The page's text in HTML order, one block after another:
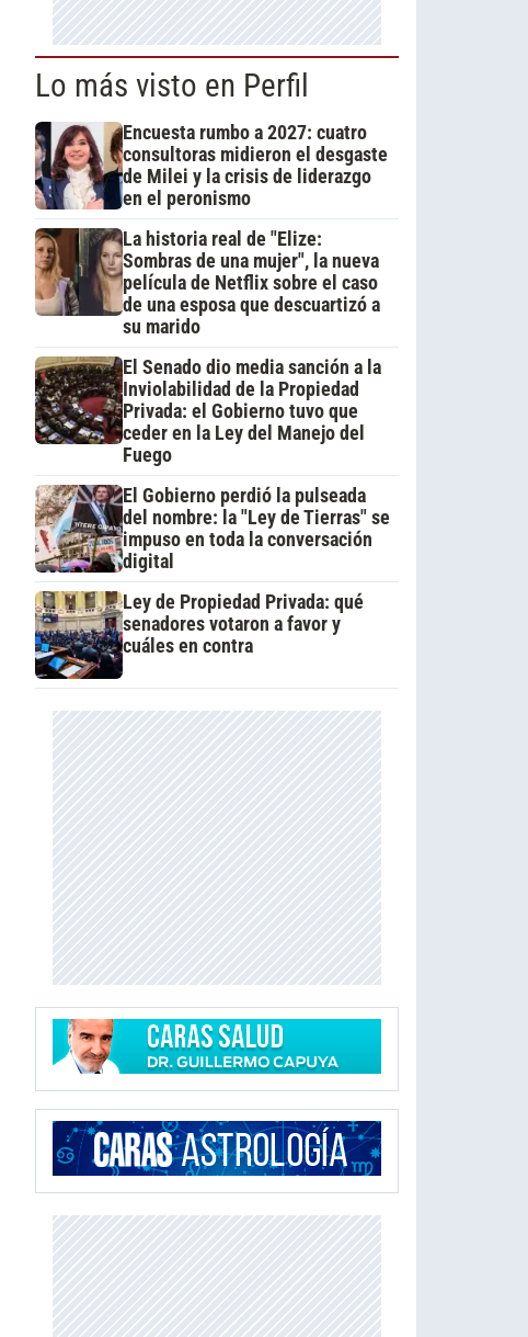
Lo más visto en Perfil
Encuesta rumbo a 2027: cuatro
consultoras midieron el desgaste
de Milei y la crisis de liderazgo
en el peronismo
La historia real de "Elize:
Sombras de una mujer", la nueva
película de Netflix sobre el caso
de una esposa que descuartizó a
su marido
El Senado dio media sanción a la
Inviolabilidad de la Propiedad
Privada: el Gobierno tuvo que
ceder en la Ley del Manejo del
Fuego
El Gobierno perdió la pulseada
del nombre: la "Ley de Tierras" se
impuso en toda la conversación
digital
Ley de Propiedad Privada: qué
senadores votaron a favor y
cuáles en contra